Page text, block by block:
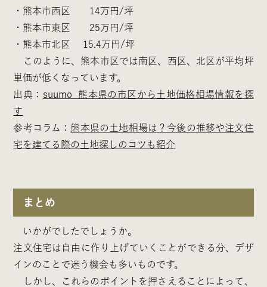
・熊本市西区 14万円/坪
・熊本市東区 25万円/坪
・熊本市北区 15.4万円/坪
このように、熊本市区では南区、西区、北区が平均坪
単価が低くなっています。
出典： suumo 熊本県の市区から土地価格相場情報を探
す
参考コラム： 熊本県の土地相場は？今後の推移や注文住
宅を建てる際の土地探しのコツも紹介
まとめ
いかがでしたでしょうか。
注文住宅は自由に作り上げていくことができる分、デザ
インのことで迷う機会も多いものです。
しかし、これらのポイントを押さえることによって、